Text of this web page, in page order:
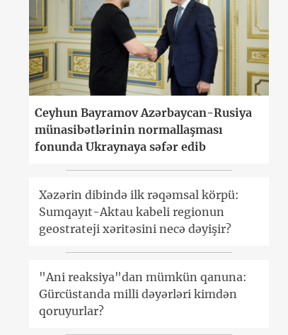
Ceyhun Bayramov Azərbaycan-Rusiya
münasibətlərinin normallaşması
fonunda Ukraynaya səfər edib
Xəzərin dibində ilk rəqəmsal körpü:
Sumqayıt-Aktau kabeli regionun
geostrateji xəritəsini necə dəyişir?
"Ani reaksiya"dan mümkün qanuna:
Gürcüstanda milli dəyərləri kimdən
qoruyurlar?